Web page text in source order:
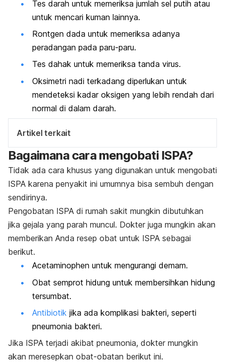
Tes darah untuk memeriksa jumlah sel putih atau
untuk mencari kuman lainnya.
Rontgen dada untuk memeriksa adanya
peradangan pada paru-paru.
Tes dahak untuk memeriksa tanda virus.
Oksimetri nadi terkadang diperlukan untuk
mendeteksi kadar oksigen yang lebih rendah dari
normal di dalam darah.
Artikel terkait
Bagaimana cara mengobati ISPA?
Tidak ada cara khusus yang digunakan untuk mengobati
ISPA karena penyakit ini umumnya bisa sembuh dengan
sendirinya.
Pengobatan ISPA di rumah sakit mungkin dibutuhkan
jika gejala yang parah muncul. Dokter juga mungkin akan
memberikan Anda resep obat untuk ISPA sebagai
berikut.
Acetaminophen untuk mengurangi demam.
Obat semprot hidung untuk membersihkan hidung
tersumbat.
Antibiotik jika ada komplikasi bakteri, seperti
pneumonia bakteri.
Jika ISPA terjadi akibat pneumonia, dokter mungkin
akan meresepkan obat-obatan berikut ini.